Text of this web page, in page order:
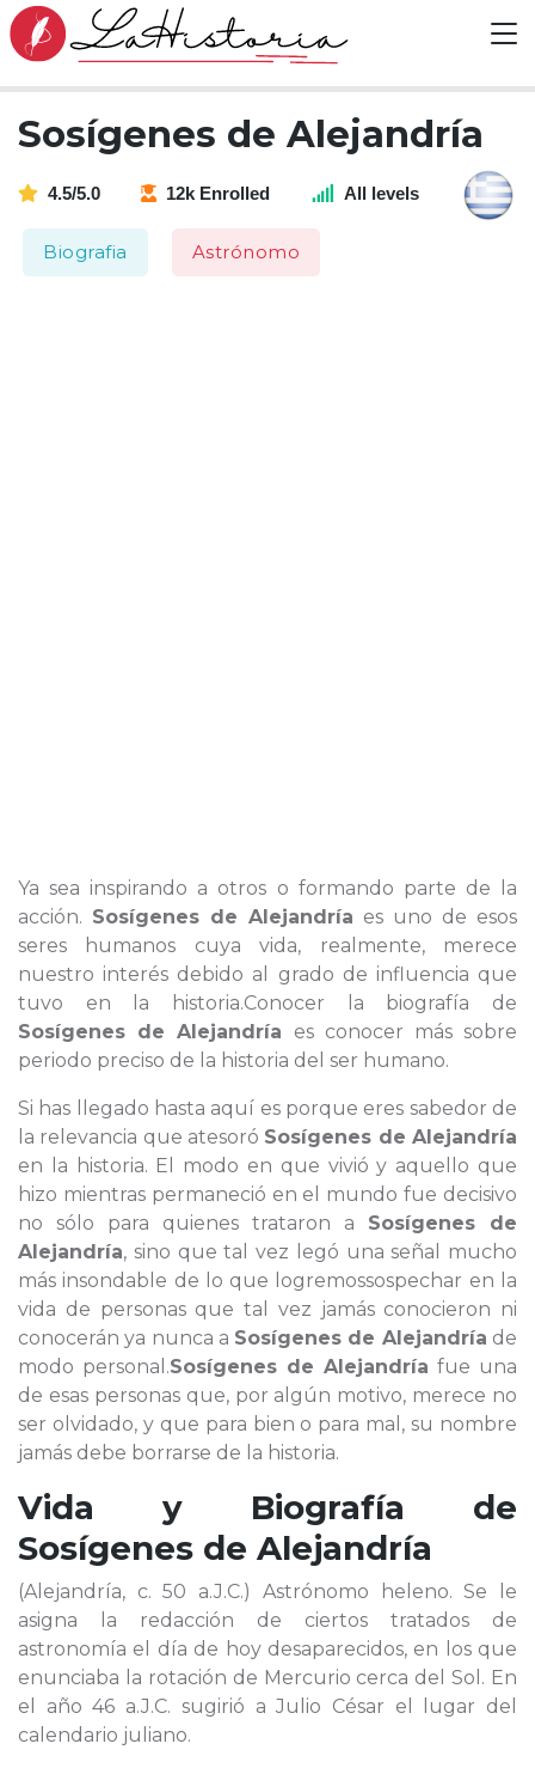
Sosígenes de Alejandría
4.5/5.0 12k Enrolled All levels
Biografia Astrónomo
Ya sea inspirando a otros o formando parte de la
acción. Sosígenes de Alejandría es uno de esos
seres humanos cuya vida, realmente, merece
nuestro interés debido al grado de influencia que
tuvo en la historia.Conocer la biografía de
Sosígenes de Alejandría es conocer más sobre
periodo preciso de la historia del ser humano.
Si has llegado hasta aquí es porque eres sabedor de
la relevancia que atesoró Sosígenes de Alejandría
en la historia. El modo en que vivió y aquello que
hizo mientras permaneció en el mundo fue decisivo
no sólo para quienes trataron a Sosígenes de
Alejandría, sino que tal vez legó una señal mucho
más insondable de lo que logremossospechar en la
vida de personas que tal vez jamás conocieron ni
conocerán ya nunca a Sosígenes de Alejandría de
modo personal.Sosígenes de Alejandría fue una
de esas personas que, por algún motivo, merece no
ser olvidado, y que para bien o para mal, su nombre
jamás debe borrarse de la historia.
Vida y Biografía de
Sosígenes de Alejandría
(Alejandría, c. 50 a.J.C.) Astrónomo heleno. Se le
asigna la redacción de ciertos tratados de
astronomía el día de hoy desaparecidos, en los que
enunciaba la rotación de Mercurio cerca del Sol. En
el año 46 a.J.C. sugirió a Julio César el lugar del
calendario juliano.